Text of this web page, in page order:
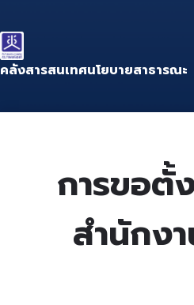
to
content
to
main
navigation
to
footer
คลังสารสนเทศนโยบายสาธารณะ
การขอตั้
สำนักง